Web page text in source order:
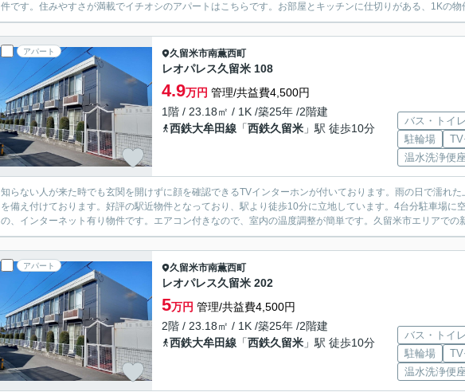
件です。住みやすさが満載でイチオシのアパートはこちらです。お部屋とキッチンに仕切りがある、1Kの
アパート 久留米市南薫西町
レオパレス久留米 108
4.9万円 管理/共益費4,500円
1階 / 23.18㎡ / 1K /築25年 /2階建
西鉄大牟田線 「西鉄久留米 」駅 徒歩10分
バス・トイ
駐輪場
TV
温水洗浄便座
知らない人が来た時でも玄関を開けずに顔を確認できるTVインターホンが付いております。雨の日で濡れ
を備え付けております。好評の駅近物件となっており、駅より徒歩10分に立地しています。4台分駐車場に
の、インターネット有り物件です。エアコン付きなので、室内の温度調整が簡単です。久留米市エリアでの
アパート 久留米市南薫西町
レオパレス久留米 202
5万円 管理/共益費4,500円
2階 / 23.18㎡ / 1K /築25年 /2階建
西鉄大牟田線 「西鉄久留米 」駅 徒歩10分
バス・トイ
駐輪場
TV
温水洗浄便座